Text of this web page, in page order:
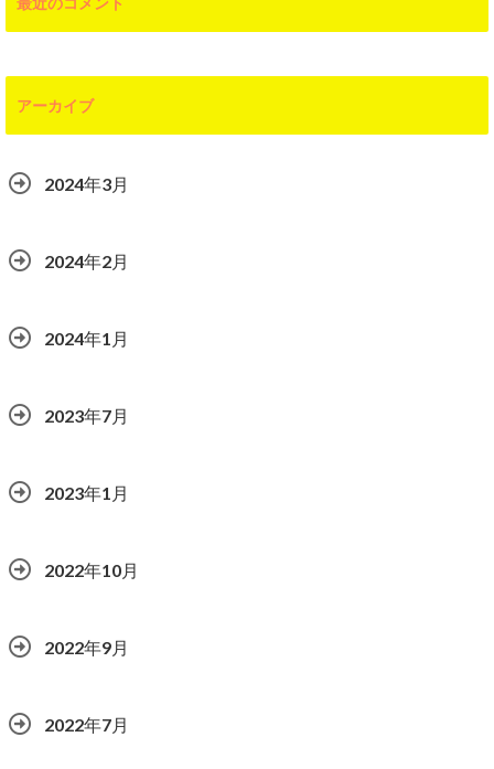
アーカイブ
2024年3月
2024年2月
2024年1月
2023年7月
2023年1月
2022年10月
2022年9月
2022年7月